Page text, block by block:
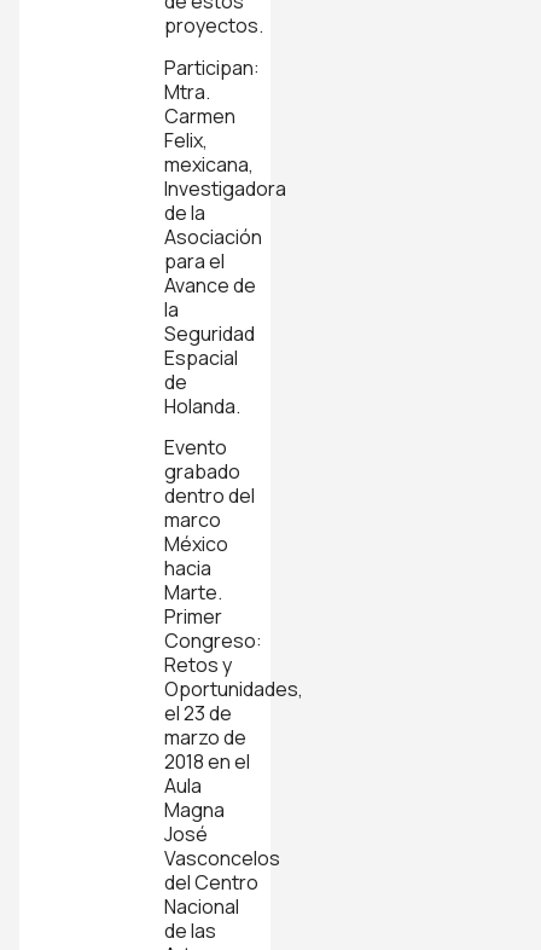
proyectos.
Participan:
Mtra.
Carmen
Felix,
mexicana,
Investigadora
de la
Asociación
para el
Avance de
la
Seguridad
Espacial
de
Holanda.
Evento
grabado
dentro del
marco
México
hacia
Marte.
Primer
Congreso:
Retos y
Oportunidades,
el 23 de
marzo de
2018 en el
Aula
Magna
José
Vasconcelos
del Centro
Nacional
de las